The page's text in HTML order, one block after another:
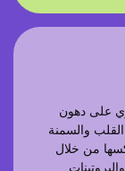
على دهون
والسمنة
من خلال